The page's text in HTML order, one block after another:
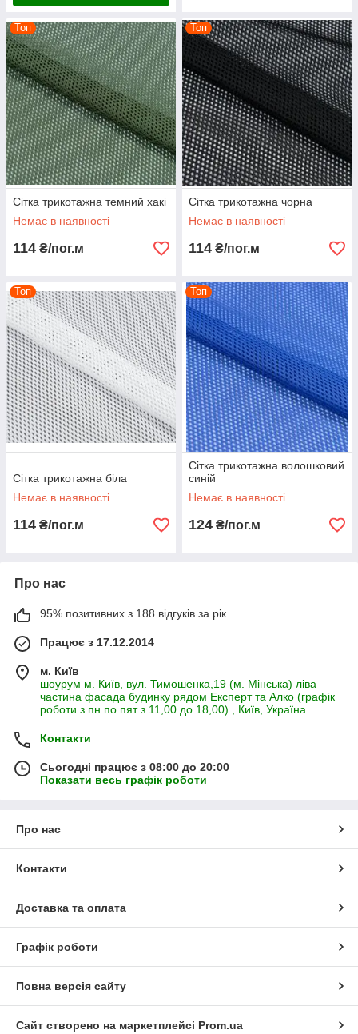
Топ
Сітка трикотажна темний хакі
Немає в наявності
114 ₴/пог.м
Топ
Сітка трикотажна чорна
Немає в наявності
114 ₴/пог.м
Топ
Сітка трикотажна біла
Немає в наявності
114 ₴/пог.м
Топ
Сітка трикотажна волошковий
синій
Немає в наявності
124 ₴/пог.м
Про нас
95% позитивних з 188 відгуків за рік
Працює з 17.12.2014
м. Київ
шоурум м. Київ, вул. Тимошенка,19 (м. Мінська) ліва
частина фасада будинку рядом Експерт та Алко (графік
роботи з пн по пят з 11,00 до 18,00)., Київ, Україна
Контакти
Сьогодні працює з 08:00 до 20:00
Показати весь графік роботи
Про нас
Контакти
Доставка та оплата
Графік роботи
Повна версія сайту
Сайт створено на маркетплейсі Prom.ua